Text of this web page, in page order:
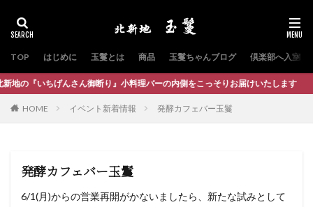
TOP はじめに 玉鬘とは 商品 玉鬘ちゃんブログ 倶楽部へ入室
『いちげんさん御断り』小料理バーの内側をこっそりお届けいたします
HOME イベント新着情報 発酵カフェバー玉鬘
発酵カフェバー玉鬘
6/1(月)からの営業再開がかないましたら、新たな試みとして